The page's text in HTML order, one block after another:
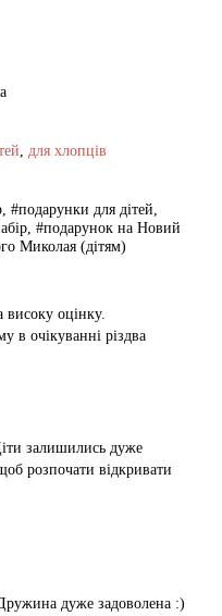
для хлопців
#подарунки для дітей,
#подарунок на Новий
Миколая (дітям)
високу оцінку.
в очікуванні різдва
залишились дуже
розпочати відкривати
дуже задоволена :)